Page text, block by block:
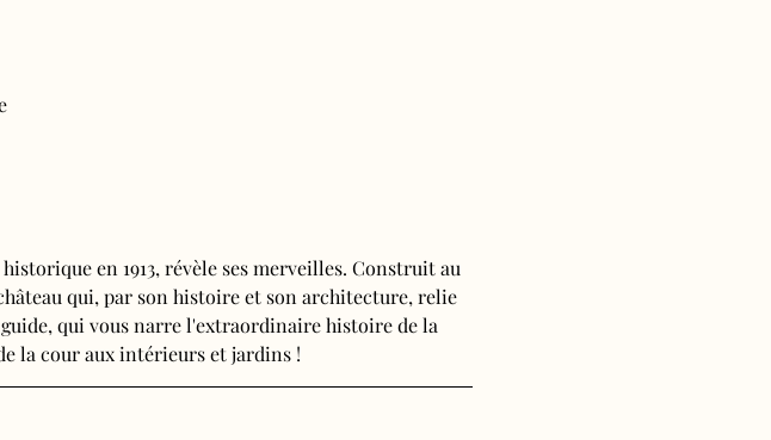
en 1913, révèle ses merveilles. Construit au
qui, par son histoire et son architecture, relie
qui vous narre l'extraordinaire histoire de la
la cour aux intérieurs et jardins !